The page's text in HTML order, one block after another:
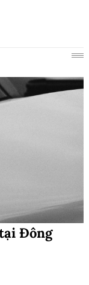
Đông